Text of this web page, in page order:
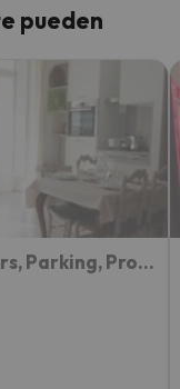
yo.
pueden
T2 Lumineux Centre Luchon, 4 Pers, Parking, Proche Thermes & Télécabine - FR-1-313-230